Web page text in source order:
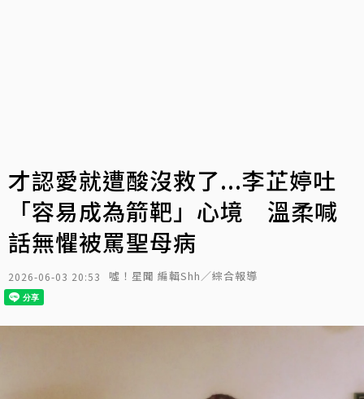
才認愛就遭酸沒救了...李芷婷吐
「容易成為箭靶」心境 溫柔喊
話無懼被罵聖母病
2026-06-03 20:53 噓！星聞 編輯Shh／綜合報導